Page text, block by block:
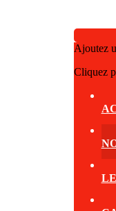
Ajoutez
Cliquez